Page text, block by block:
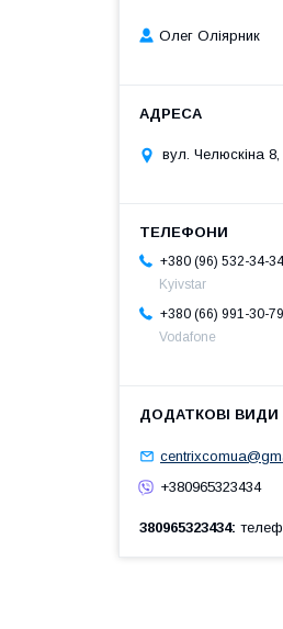
Олег Оліярник
вул. Челюскіна
+380 (96) 532-34-34
Kyivstar
+380 (66) 991-30-79
Vodafone
+380965323434
380965323434